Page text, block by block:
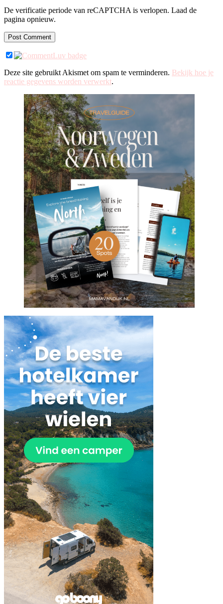
De verificatie periode van reCAPTCHA is verlopen. Laad de
pagina opnieuw.
Deze site gebruikt Akismet om spam te verminderen. Bekijk hoe je
reactie gegevens worden verwerkt.